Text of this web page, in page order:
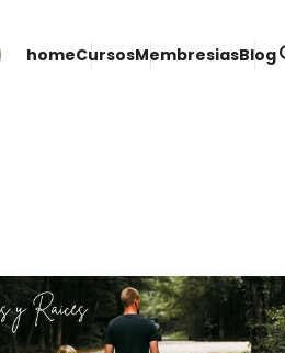
homeCursosMembresiasBlog